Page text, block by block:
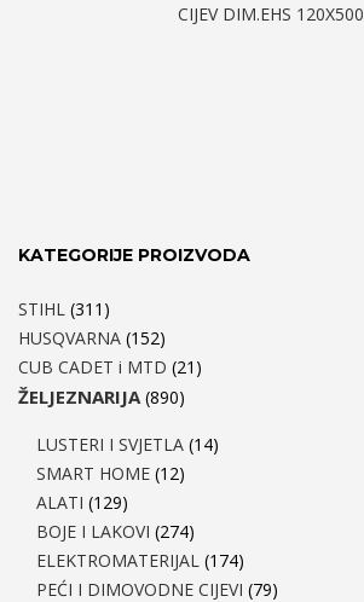
CIJEV DIM.EHS 120X500
KATEGORIJE PROIZVODA
STIHL (311)
HUSQVARNA (152)
CUB CADET i MTD (21)
ŽELJEZNARIJA (890)
LUSTERI I SVJETLA (14)
SMART HOME (12)
ALATI (129)
BOJE I LAKOVI (274)
ELEKTROMATERIJAL (174)
PEĆI I DIMOVODNE CIJEVI (79)